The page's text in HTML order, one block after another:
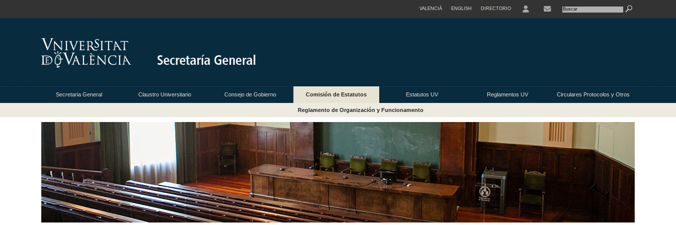
VALENCIÀ ENGLISH DIRECTORIO
Secretaria General Claustro Universitario Consejo de Gobierno Comisión de Estatutos Estatutos UV Reglamentos UV Circulares Protocolos y Otros
Reglamento de Organización y Funcionamento